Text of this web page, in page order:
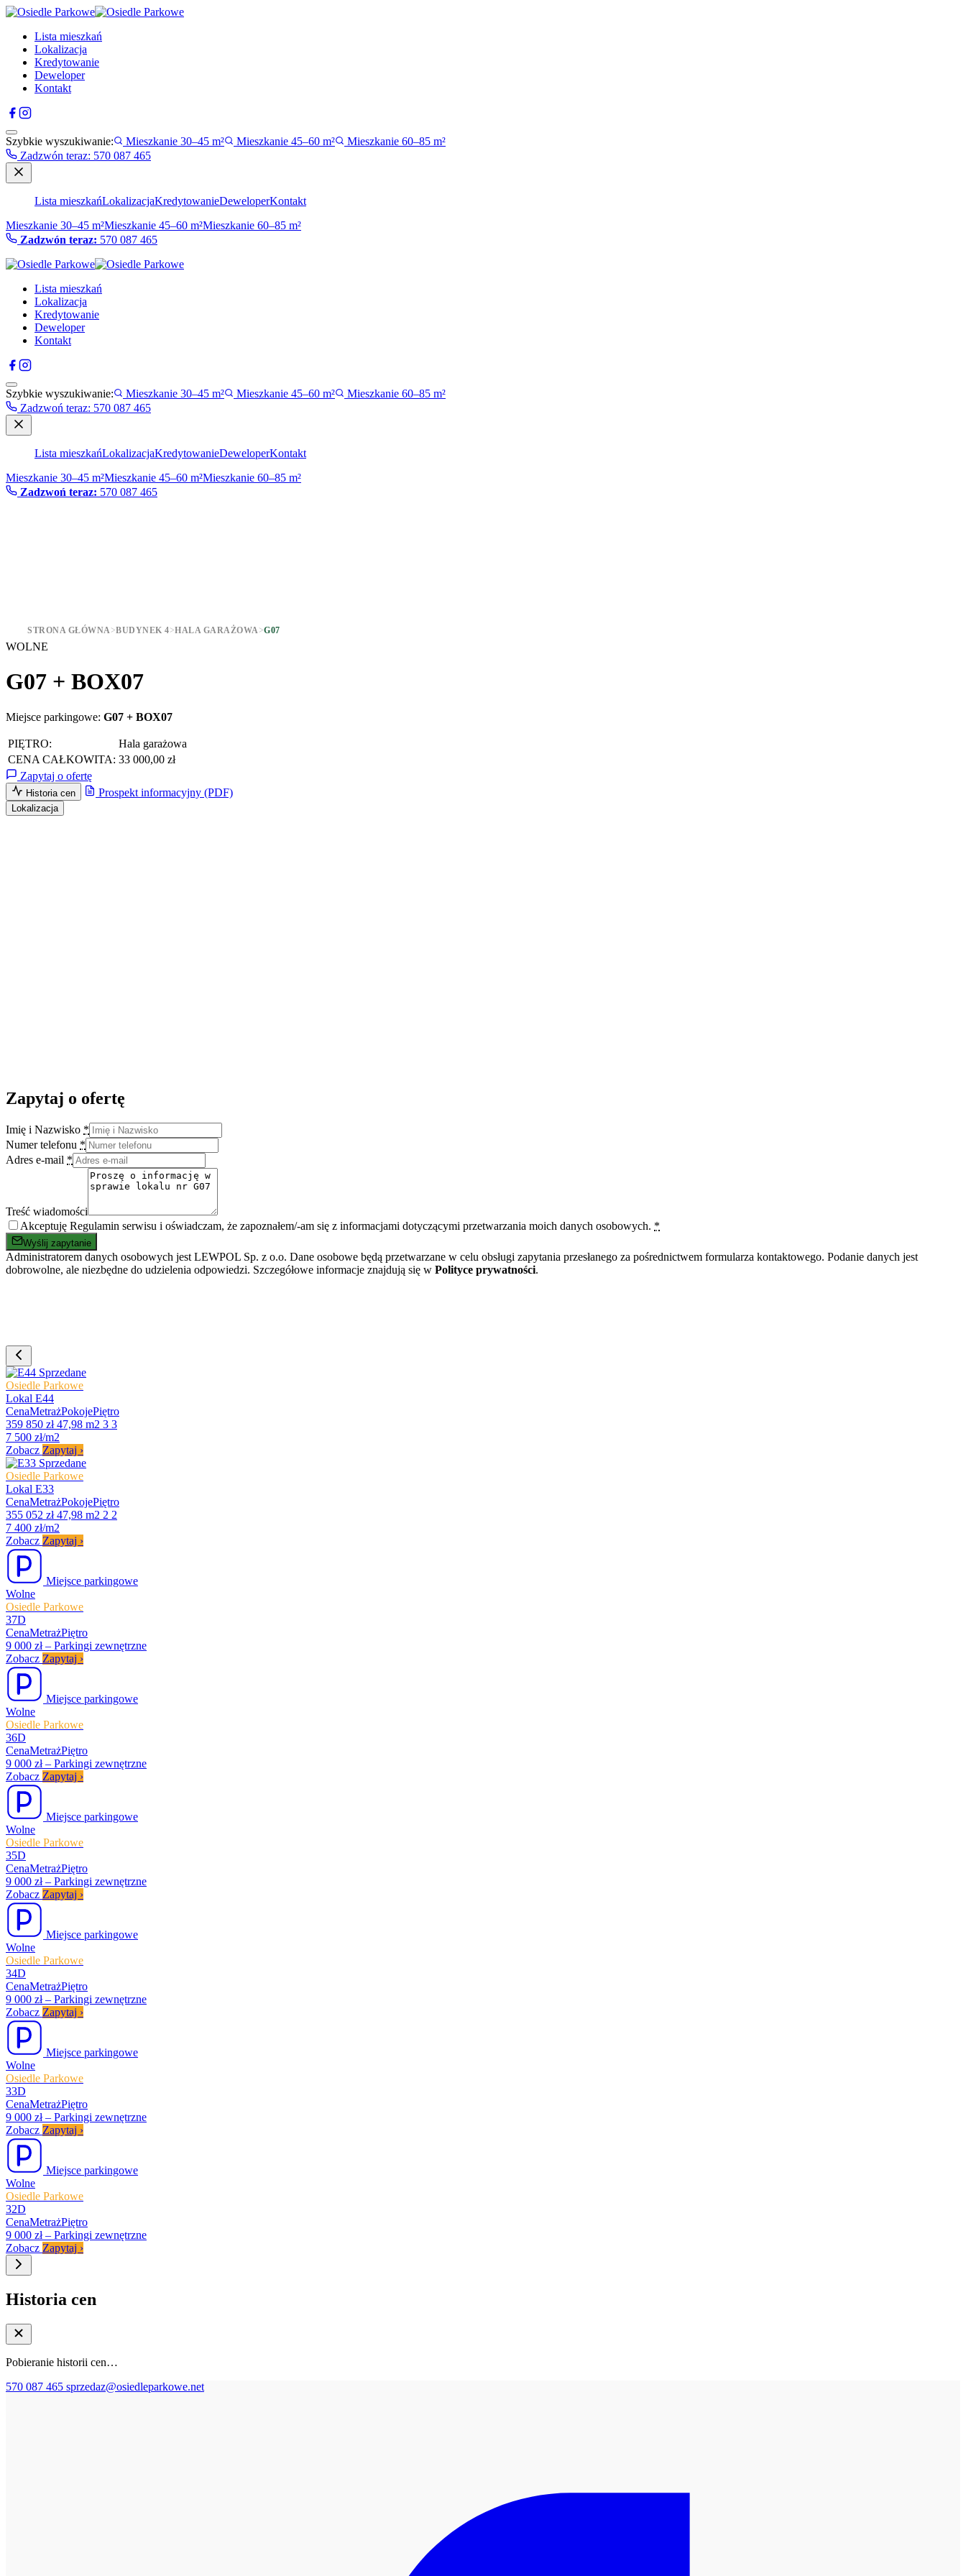
Lista mieszkań
Lokalizacja
Kredytowanie
Deweloper
Kontakt
Szybkie wyszukiwanie: Mieszkanie 30–45 m² Mieszkanie 45–60 m²
Mieszkanie 60–85 m²
Zadzwón teraz: 570 087 465
Lista mieszkańLokalizacjaKredytowanieDeweloperKontakt
Mieszkanie 30–45 m²Mieszkanie 45–60 m²Mieszkanie 60–85 m²
Zadzwón teraz: 570 087 465
Lista mieszkań
Lokalizacja
Kredytowanie
Deweloper
Kontakt
Szybkie wyszukiwanie: Mieszkanie 30–45 m² Mieszkanie 45–60 m²
Mieszkanie 60–85 m²
Zadzwoń teraz: 570 087 465
Lista mieszkańLokalizacjaKredytowanieDeweloperKontakt
Mieszkanie 30–45 m²Mieszkanie 45–60 m²Mieszkanie 60–85 m²
Zadzwoń teraz: 570 087 465
STRONA GŁÓWNA>BUDYNEK 4>HALA GARAŻOWA>G07
WOLNE
G07 + BOX07
Miejsce parkingowe: G07 + BOX07
PIĘTRO:
Hala garażowa
CENA CAŁKOWITA: 33 000,00 zł
Zapytaj o ofertę
Historia cen Prospekt informacyjny (PDF)
Lokalizacja
Zapytaj o ofertę
Imię i Nazwisko *
Numer telefonu *
Adres e-mail *
Treść wiadomości
Akceptuję Regulamin serwisu i oświadczam, że zapoznałem/-am się z informacjami dotyczącymi przetwarzania moich danych osobowych. *
Wyślij zapytanie
Administratorem danych osobowych jest LEWPOL Sp. z o.o. Dane osobowe będą przetwarzane w celu obsługi zapytania przesłanego za pośrednictwem formularza kontaktowego. Podanie danych jest
dobrowolne, ale niezbędne do udzielenia odpowiedzi. Szczegółowe informacje znajdują się w Polityce prywatności.
Sprzedane
Osiedle Parkowe
Lokal E44
CenaMetrażPokojePiętro
359 850 zł 47,98 m2 3 3
7 500 zł/m2
Zobacz Zapytaj ›
Sprzedane
Osiedle Parkowe
Lokal E33
CenaMetrażPokojePiętro
355 052 zł 47,98 m2 2 2
7 400 zł/m2
Zobacz Zapytaj ›
Miejsce parkingowe
Wolne
Osiedle Parkowe
37D
CenaMetrażPiętro
9 000 zł – Parkingi zewnętrzne
Zobacz Zapytaj ›
Miejsce parkingowe
Wolne
Osiedle Parkowe
36D
CenaMetrażPiętro
9 000 zł – Parkingi zewnętrzne
Zobacz Zapytaj ›
Miejsce parkingowe
Wolne
Osiedle Parkowe
35D
CenaMetrażPiętro
9 000 zł – Parkingi zewnętrzne
Zobacz Zapytaj ›
Miejsce parkingowe
Wolne
Osiedle Parkowe
34D
CenaMetrażPiętro
9 000 zł – Parkingi zewnętrzne
Zobacz Zapytaj ›
Miejsce parkingowe
Wolne
Osiedle Parkowe
33D
CenaMetrażPiętro
9 000 zł – Parkingi zewnętrzne
Zobacz Zapytaj ›
Miejsce parkingowe
Wolne
Osiedle Parkowe
32D
CenaMetrażPiętro
9 000 zł – Parkingi zewnętrzne
Zobacz Zapytaj ›
Historia cen
Pobieranie historii cen…
570 087 465 sprzedaz@osiedleparkowe.net